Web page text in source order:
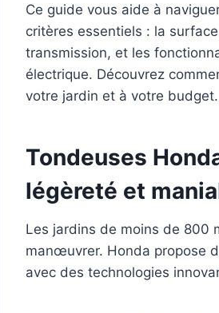
Ce guide vous aide à
critères essentiels : la
transmission, et les
électrique. Découvrez
votre jardin et à votre budget.
Tondeuses
légèreté et
Les jardins de moins de 800
manœuvrer. Honda propose
avec des technologies